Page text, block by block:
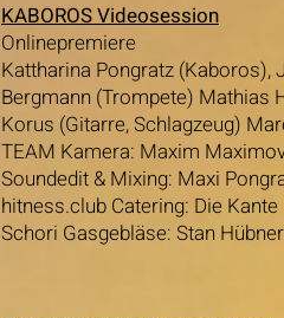
KABOROS Videosession
Onlinepremiere
Kattharina Pongratz
Bergmann (Trompete) Mathias
Korus (Gitarre, Schlagzeug)
TEAM Kamera: Maxim
Soundedit & Mixing: Maxi
hitness.club Catering: Die
Schori Gasgebläse: Stan Hübner